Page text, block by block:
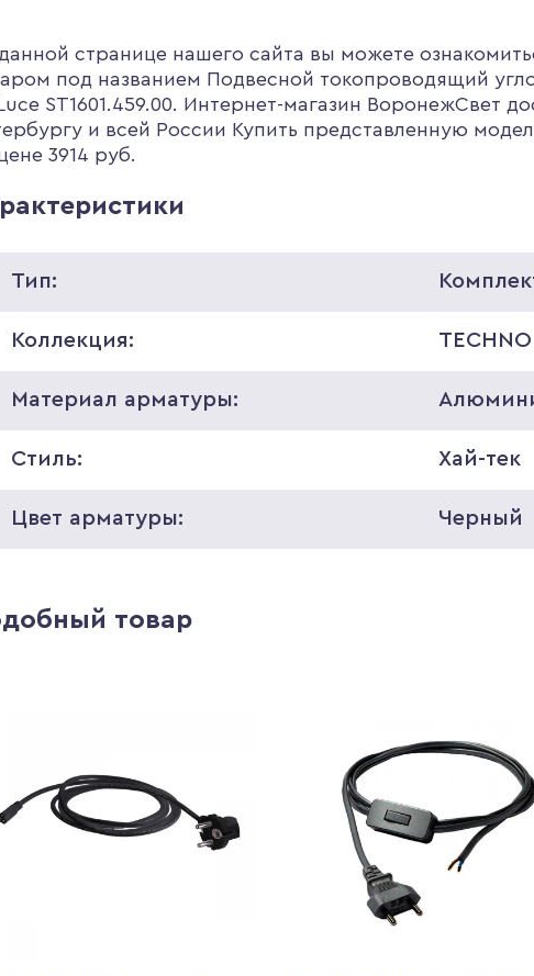
странице нашего сайта вы можете
под названием Подвесной токопроводящий
ST1601.459.00. Интернет-магазин ВоронежСвет
и всей России Купить представленную
3914 руб.
Тип:
Коллекция: TECHNO
Материал арматуры:
Стиль: Хай-тек
Цвет арматуры: Черный
товар